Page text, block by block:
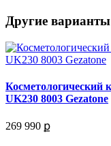
Другие
Косметологический
UK230 8003 Gezatone
269 990 ք